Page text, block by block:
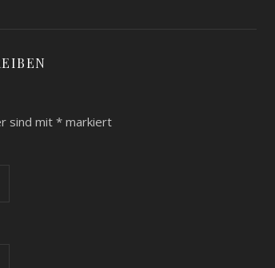
sind mit * markiert